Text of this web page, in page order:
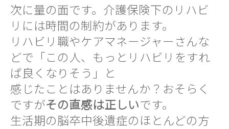
次に量の面です。介護保険下のリハビ
リには時間の制約があります。
リハビリ職やケアマネージャーさんな
どで「この人、もっとリハビリをすれ
ば良くなりそう」と
感じたことはありませんか？おそらく
ですがその直感は正しいです。
生活期の脳卒中後遺症のほとんどの方